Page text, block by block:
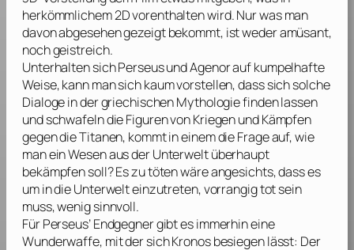
herkömmlichem 2D vorenthalten wird. Nur was man
davon abgesehen gezeigt bekommt, ist weder amüsant,
noch geistreich.
Unterhalten sich Perseus und Agenor auf kumpelhafte
Weise, kann man sich kaum vorstellen, dass sich solche
Dialoge in der griechischen Mythologie finden lassen
und schwafeln die Figuren von Kriegen und Kämpfen
gegen die Titanen, kommt in einem die Frage auf, wie
man ein Wesen aus der Unterwelt überhaupt
bekämpfen soll? Es zu töten wäre angesichts, dass es
um in die Unterwelt einzutreten, vorrangig tot sein
muss, wenig sinnvoll.
Für Perseus’ Endgegner gibt es immerhin eine
Wunderwaffe, mit der sich Kronos besiegen lässt: Der